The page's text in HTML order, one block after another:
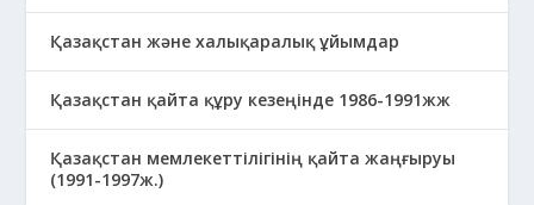
Қазақстан және халықаралық ұйымдар
Қазақстан қайта құру кезеңінде 1986-1991жж
Қазақстан мемлекеттілігінің қайта жаңғыруы
(1991-1997ж.)